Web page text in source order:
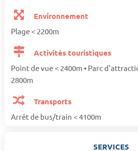
Environnement
Plage < 2200m
Activités touristiques
Point de vue < 2400m • Parc
2800m
Transports
Arrêt de bus/train < 4100m
SERVICES